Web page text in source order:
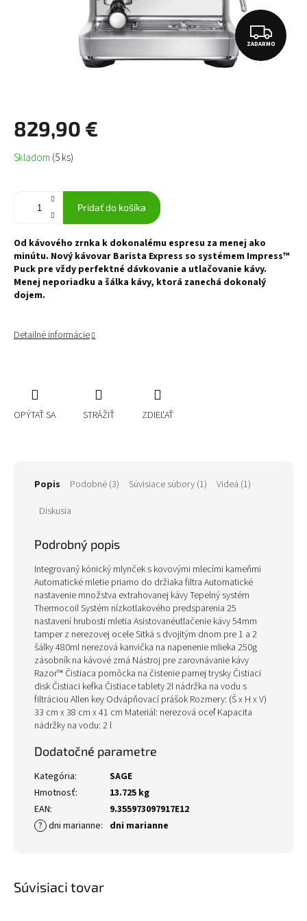
Z
A
ZADARMO
829,90 €
Jednotková
cena:
Skladom (5 ks)
Pridať do košíka
Od kávového zrnka k dokonalému espresu za menej ako
minútu. Nový kávovar Barista Express so systémem Impress™
Puck pre vždy perfektné dávkovanie a utlačovanie kávy.
Menej neporiadku a šálka kávy, ktorá zanechá dokonalý
dojem.
Detailné informácie
OPÝTAŤ SA STRÁŽIŤ ZDIEĽAŤ
Popis Podobné (3) Súvisiace súbory (1)
Videá (1)
Diskusia
Podrobný popis
Integrovaný kónický mlynček s kovovými mlecími kameňmi
Automatické mletie priamo do držiaka filtra Automatické
nastavenie množstva extrahovanej kávy Tepelný systém
Thermocoil Systém nízkotlakového predsparenia 25
nastavení hrubosti mletia Asistovanéutlačenie kávy 54mm
tamper z nerezovej ocele Sitká s dvojitým dnom pre 1 a 2
šálky 480ml nerezová kanvička na napenenie mlieka 250g
zásobník na kávové zrná Nástroj pre zarovnávanie kávy
Razor™ Čistiaca pomôcka na čistenie parnej trysky Čistiaci
disk Čistiaci kefka Čistiace tablety 2l nádržka na vodu s
filtráciou Allen key Odvápňovací prášok Rozmery: (Š x H x V)
33 cm x 38 cm x 41 cm Materiál: nerezová oceľ Kapacita
nádržky na vodu: 2 l
Dodatočné parametre
Kategória:
SAGE
Hmotnosť:
13.725 kg
EAN:
9.355973097917E12
? dni marianne: dni marianne
Súvisiaci tovar